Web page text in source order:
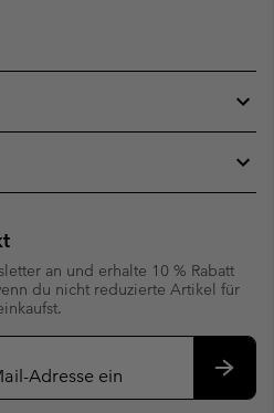
an und erhalte 10 % Rabatt
du nicht reduzierte Artikel für